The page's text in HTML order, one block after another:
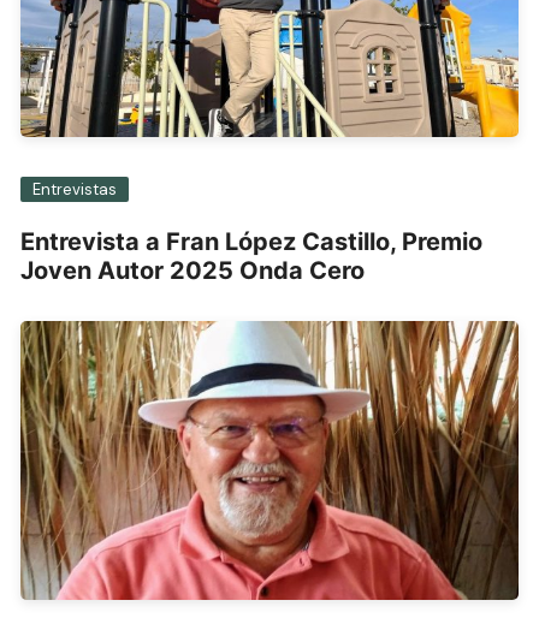
Entrevistas
Entrevista a Fran López Castillo, Premio
Joven Autor 2025 Onda Cero